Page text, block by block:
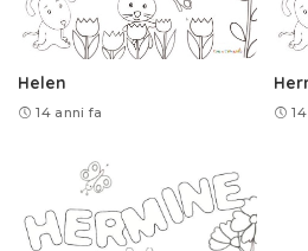
Helen
14 anni fa